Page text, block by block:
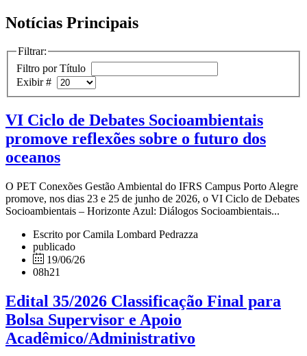
Notícias Principais
Filtrar:
Filtro por Título
Exibir #
VI Ciclo de Debates Socioambientais
promove reflexões sobre o futuro dos
oceanos
O PET Conexões Gestão Ambiental do IFRS Campus Porto Alegre
promove, nos dias 23 e 25 de junho de 2026, o VI Ciclo de Debates
Socioambientais – Horizonte Azul: Diálogos Socioambientais...
Escrito por Camila Lombard Pedrazza
publicado
19/06/26
08h21
Edital 35/2026 Classificação Final para
Bolsa Supervisor e Apoio
Acadêmico/Administrativo